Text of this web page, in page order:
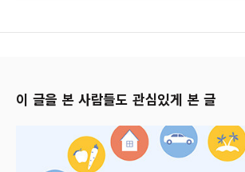
이 글을 본 사람들도 관심있게 본 글